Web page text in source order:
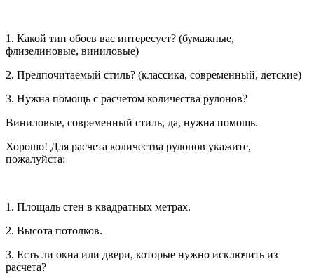
1. Какой тип обоев вас интересует? (бумажные,
флизелиновые, виниловые)
2. Предпочитаемый стиль? (классика, современный, детские)
3. Нужна помощь с расчетом количества рулонов?
Виниловые, современный стиль, да, нужна помощь.
Хорошо! Для расчета количества рулонов укажите,
пожалуйста:
1. Площадь стен в квадратных метрах.
2. Высота потолков.
3. Есть ли окна или двери, которые нужно исключить из
расчета?